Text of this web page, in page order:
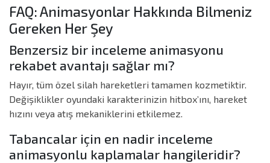
FAQ: Animasyonlar Hakkında Bilmeniz
Gereken Her Şey
Benzersiz bir inceleme animasyonu
rekabet avantajı sağlar mı?
Hayır, tüm özel silah hareketleri tamamen kozmetiktir.
Değişiklikler oyundaki karakterinizin hitbox’ını, hareket
hızını veya atış mekaniklerini etkilemez.
Tabancalar için en nadir inceleme
animasyonlu kaplamalar hangileridir?